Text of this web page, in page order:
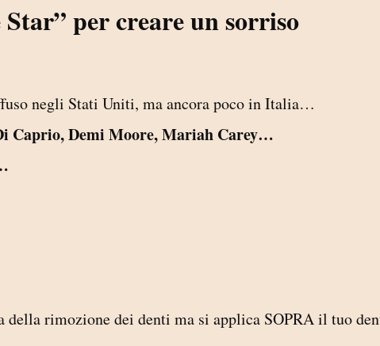
per creare un sorriso
negli Stati Uniti, ma ancora poco in Italia…
Caprio, Demi Moore, Mariah Carey…
rimozione dei denti ma si applica SOPRA il tuo